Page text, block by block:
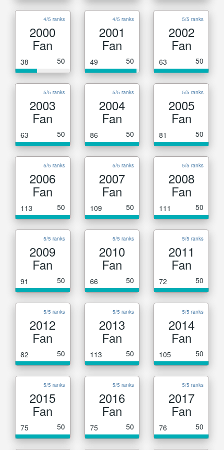
4/5 ranks
2000
Fan
38 50
4/5 ranks
2001
Fan
49 50
5/5 ranks
2002
Fan
63 50
5/5 ranks
2003
Fan
63 50
5/5 ranks
2004
Fan
86 50
5/5 ranks
2005
Fan
81 50
5/5 ranks
2006
Fan
113 50
5/5 ranks
2007
Fan
109 50
5/5 ranks
2008
Fan
111 50
5/5 ranks
2009
Fan
91 50
5/5 ranks
2010
Fan
66 50
5/5 ranks
2011
Fan
72 50
5/5 ranks
2012
Fan
82 50
5/5 ranks
2013
Fan
113 50
5/5 ranks
2014
Fan
105 50
5/5 ranks
2015
Fan
75 50
5/5 ranks
2016
Fan
75 50
5/5 ranks
2017
Fan
76 50